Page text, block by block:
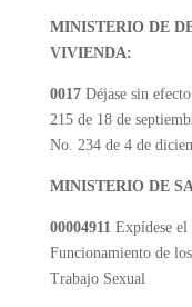
MINISTERIO DE
VIVIENDA:
0017Déjase sin
215 de 18 de
No. 234 de 4 de
MINISTERIO DE
00004911Expídese el
Funcionamiento de
Trabajo Sexual